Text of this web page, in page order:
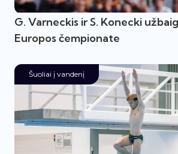
G. Varneckis ir S. Konecki
Europos čempionate
Šuoliai į vandenį